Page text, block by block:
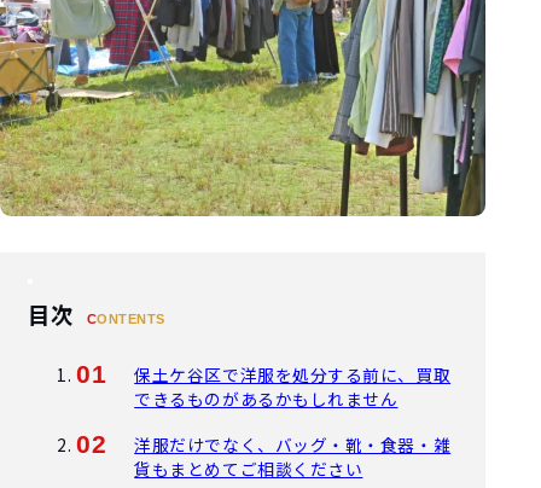
目次 CONTENTS
保土ケ谷区で洋服を処分する前に、買取
できるものがあるかもしれません
洋服だけでなく、バッグ・靴・食器・雑
貨もまとめてご相談ください